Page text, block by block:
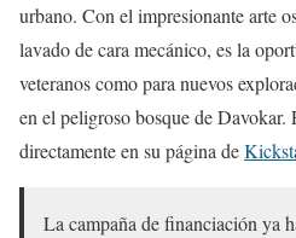
urbano. Con el impresionante arte
lavado de cara mecánico, es la
veteranos como para nuevos
en el peligroso bosque de Davokar.
directamente en su página de
La campaña de financiación ya